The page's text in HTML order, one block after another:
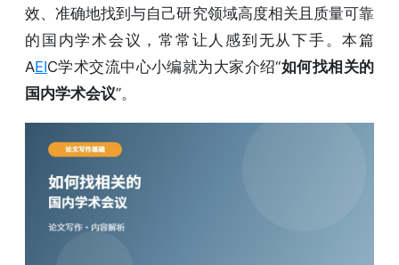
效、准确地找到与自己研究领域高度相关且质量可靠
的国内学术会议，常常让人感到无从下手。本篇
AEIC学术交流中心小编就为大家介绍“如何找相关的
国内学术会议”。